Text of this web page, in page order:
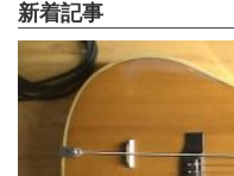
新着記事